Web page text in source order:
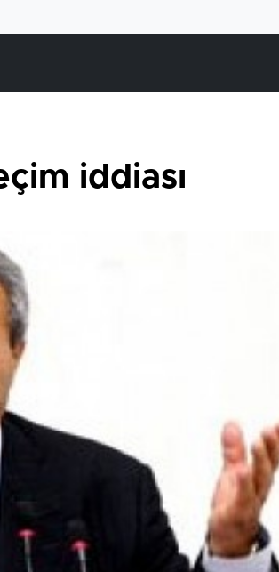
iddiası
sayısında
Yönetmeliğe aykırı
süresiz...